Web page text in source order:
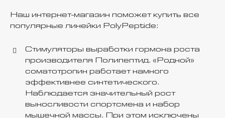
Наш интернет-магазин поможет купить все
популярные линейки PolyPeptide:
Стимуляторы выработки гормона роста
производителя Полипептид. «Родной»
соматотропин работает намного
эффективнее синтетического.
Наблюдается значительный рост
выносливости спортсмена и набор
мышечной массы. При этом исключены